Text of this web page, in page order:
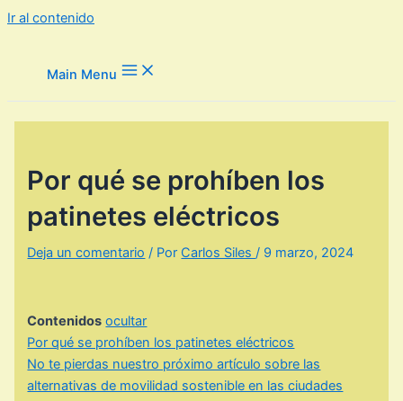
Ir al contenido
Main Menu
Por qué se prohíben los
patinetes eléctricos
Deja un comentario / Por Carlos Siles/ 9 marzo, 2024
Contenidos ocultar
Por qué se prohíben los patinetes eléctricos
No te pierdas nuestro próximo artículo sobre las
alternativas de movilidad sostenible en las ciudades